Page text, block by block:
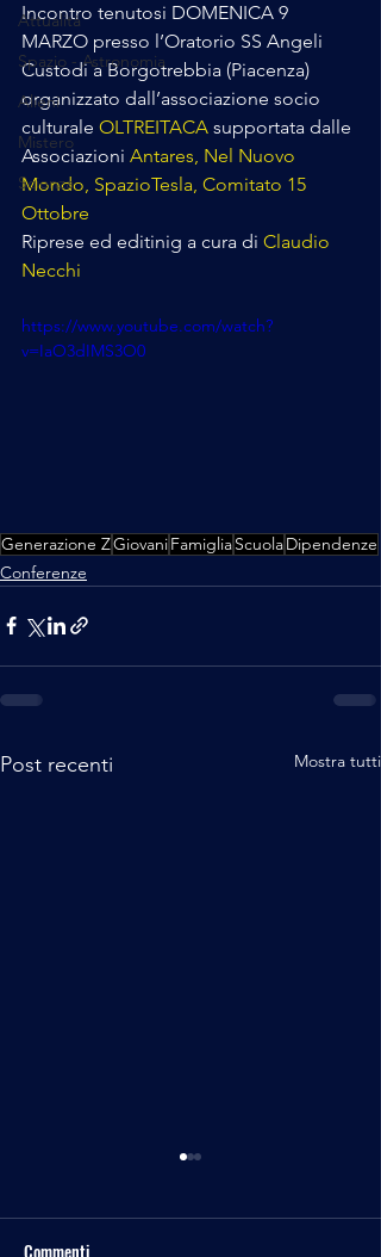
Attualità
Spazio - Astronomia
Alieni
Mistero
Scienza
Incontro tenutosi DOMENICA 9
MARZO presso l’Oratorio SS Angeli
Custodi a Borgotrebbia (Piacenza)
organizzato dall’associazione socio
culturale OLTREITACA supportata dalle
Associazioni Antares, Nel Nuovo
Mondo, SpazioTesla, Comitato 15
Ottobre
Riprese ed editinig a cura di Claudio
Necchi
https://www.youtube.com/watch?
v=IaO3dIMS3O0
Generazione ZGiovaniFamigliaScuolaDipendenze
Conferenze
Post recenti Mostra tutti
Commenti